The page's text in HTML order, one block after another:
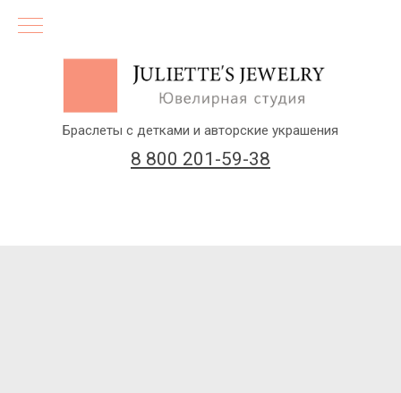
8 800 201-59-38
Браслеты с детками и авторские украшения